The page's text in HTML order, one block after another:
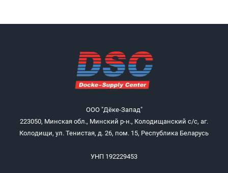
ООО "Дёке-Запад"
223050, Минская обл., Минский р-н., Колодищанский с/с, аг.
Колодищи, ул. Тенистая, д. 26, пом. 15, Республика Беларусь
УНП 192229453